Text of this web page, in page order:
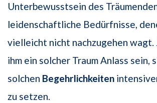
Unterbewusstsein des
leidenschaftliche Bedürfnisse,
vielleicht nicht nachzugehen wagt.
ihm ein solcher Traum Anlass sein,
solchen Begehrlichkeiten
zu setzen.